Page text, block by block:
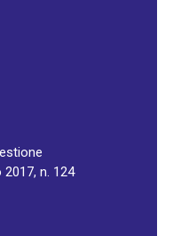
n. 124